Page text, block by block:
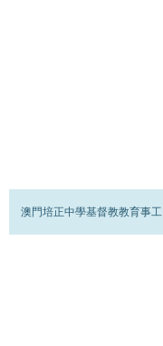
澳門培正中學基督教教育事工